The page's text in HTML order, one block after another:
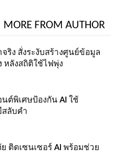
MORE FROM AUTHOR
จริง สั่งระงับสร้างศูนย์ข้อมูล
หลังสถิติใช้ไฟพุ่ง
ต์พิเศษป้องกัน AI ใช้
สลับคำ
ติดเซนเซอร์ AI พร้อมช่วย